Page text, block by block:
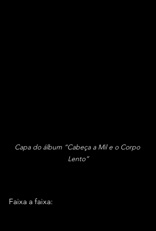
Capa do álbum “Cabeça a Mil e o Corpo
Lento”
Faixa a faixa: